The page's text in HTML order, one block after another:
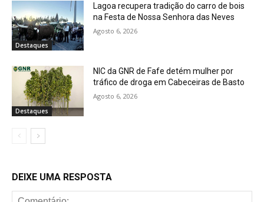
Destaques
Lagoa recupera tradição do carro de bois
na Festa de Nossa Senhora das Neves
Agosto 6, 2026
Destaques
NIC da GNR de Fafe detém mulher por
tráfico de droga em Cabeceiras de Basto
Agosto 6, 2026
DEIXE UMA RESPOSTA